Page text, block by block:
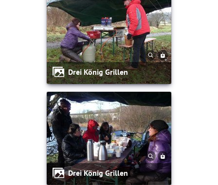
Drei König Grillen
Drei König Grillen